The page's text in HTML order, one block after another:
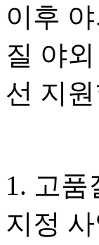
이후
질 야
선 지
1. 고
지정